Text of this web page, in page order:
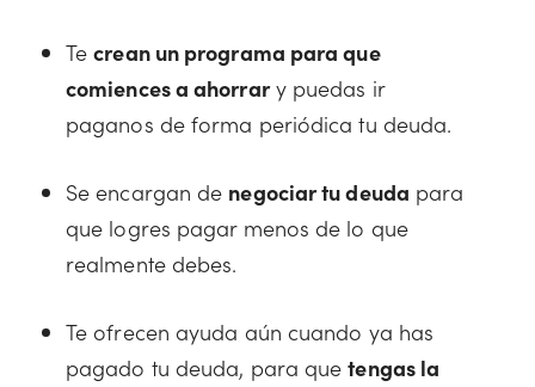
Tecrean un programa para que
comiences a ahorrary puedas ir
paganos de forma periódica tu deuda.
Se encargan de negociar tu deuda para
que logres pagar menos de lo que
realmente debes.
Te ofrecen ayuda aún cuando ya has
pagado tu deuda, para quetengas la